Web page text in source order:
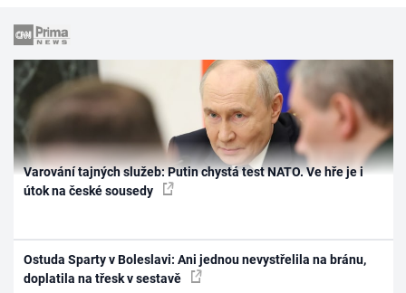
Varování tajných služeb: Putin chystá test NATO. Ve hře je i
útok na české sousedy
Ostuda Sparty v Boleslavi: Ani jednou nevystřelila na bránu,
doplatila na třesk v sestavě